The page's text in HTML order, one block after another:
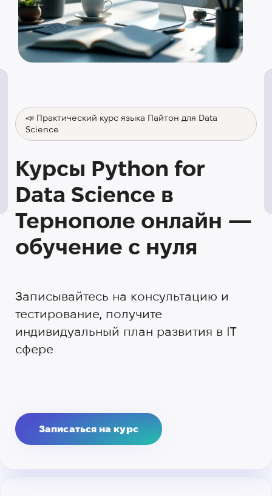
📣 Практический курс языка Пайтон для Data
Science
Курсы Python for
Data Science в
Тернополе онлайн —
обучение с нуля
Записывайтесь на консультацию и
тестирование, получите
индивидуальный план развития в IT
сфере
Записаться на курс